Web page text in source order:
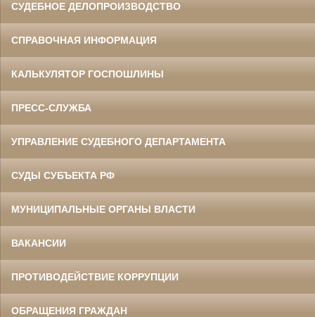
СУДЕБНОЕ ДЕЛОПРОИЗВОДСТВО
СПРАВОЧНАЯ ИНФОРМАЦИЯ
КАЛЬКУЛЯТОР ГОСПОШЛИНЫ
ПРЕСС-СЛУЖБА
УПРАВЛЕНИЕ СУДЕБНОГО ДЕПАРТАМЕНТА
СУДЫ СУБЪЕКТА РФ
МУНИЦИПАЛЬНЫЕ ОРГАНЫ ВЛАСТИ
ВАКАНСИИ
ПРОТИВОДЕЙСТВИЕ КОРРУПЦИИ
ОБРАЩЕНИЯ ГРАЖДАН